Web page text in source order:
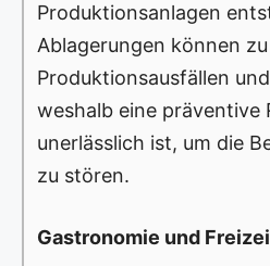
Produktionsanlagen
Ablagerungen können zu
Produktionsausfällen
weshalb eine präventive
unerlässlich ist, um die
zu stören.
Gastronomie und